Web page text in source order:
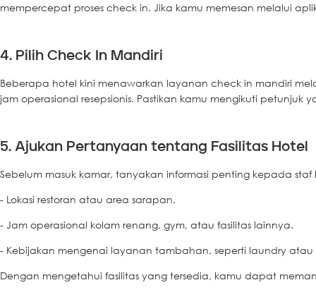
mempercepat proses check in. Jika kamu memesan melalui
4. Pilih Check In Mandiri
Beberapa hotel kini menawarkan layanan check in mandiri
jam operasional resepsionis. Pastikan kamu mengikuti petunjuk
5. Ajukan Pertanyaan tentang Fasilitas Hotel
Sebelum masuk kamar, tanyakan informasi penting kepada staf
- Lokasi restoran atau area sarapan.
- Jam operasional kolam renang, gym, atau fasilitas lainnya.
- Kebijakan mengenai layanan tambahan, seperti laundry
Dengan mengetahui fasilitas yang tersedia, kamu dapat